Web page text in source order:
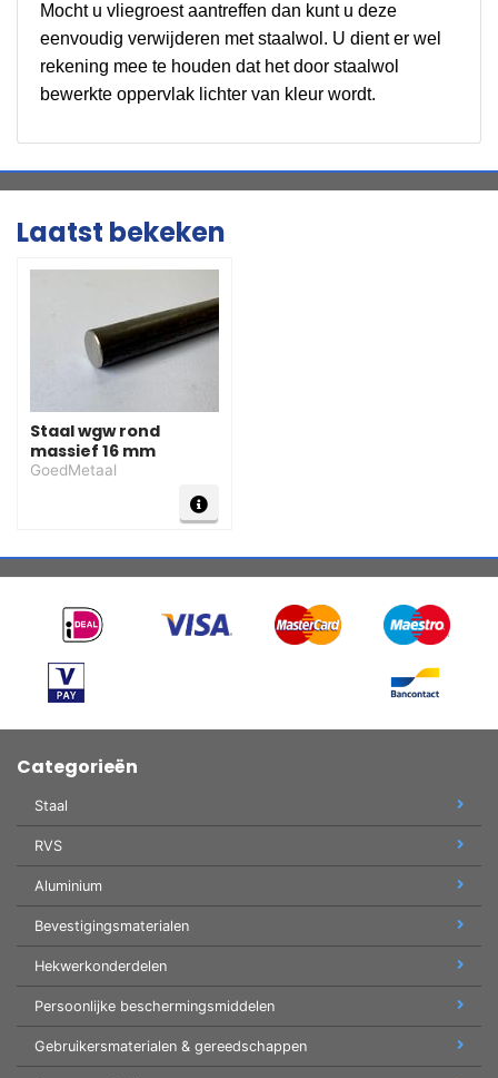
Mocht u vliegroest aantreffen dan kunt u deze
eenvoudig verwijderen met staalwol. U dient er wel
rekening mee te houden dat het door staalwol
bewerkte oppervlak lichter van kleur wordt.
Laatst bekeken
Staal wgw rond
massief 16 mm
GoedMetaal
Categorieën
Staal
RVS
Aluminium
Bevestigingsmaterialen
Hekwerkonderdelen
Persoonlijke beschermingsmiddelen
Gebruikersmaterialen & gereedschappen